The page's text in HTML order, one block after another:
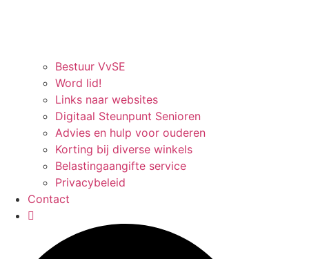
Bestuur VvSE
Word lid!
Links naar websites
Digitaal Steunpunt Senioren
Advies en hulp voor ouderen
Korting bij diverse winkels
Belastingaangifte service
Privacybeleid
Contact